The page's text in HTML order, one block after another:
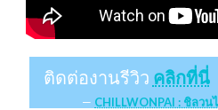
ติดต่องานรีวิว คลิกที่นี่
CHILLWONPAI : ชิลว